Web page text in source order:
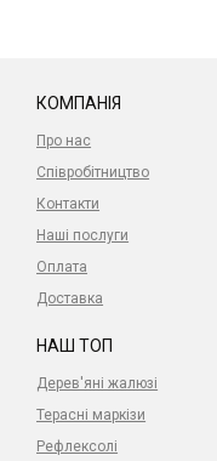
КОМПАНІЯ
Про нас
Співробітництво
Контакти
Наші послуги
Оплата
Доставка
НАШ ТОП
Дерев'яні жалюзі
Терасні маркізи
Рефлексолі